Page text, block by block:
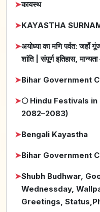
➤कायस्थ
➤KAYASTHA
➤अयोध्या का मणि पर्वत: जहाँ
शांति | संपूर्ण इतिहास,
➤Bihar Government
➤🌕 Hindu Festivals
2082–2083)
➤Bengali Kayastha
➤Bihar Government
➤Shubh Budhwar,
Wednessday,
Greetings,